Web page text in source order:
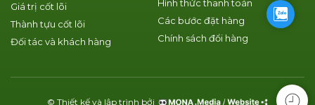
Giá trị cốt lõi
Thành tựu cốt lõi
Đối tác và khách hàng
Hình thức thanh toán
Các bước đặt hàng
Chính sách đổi hàng
© Thiết kế và lập trình bởi
Zalo